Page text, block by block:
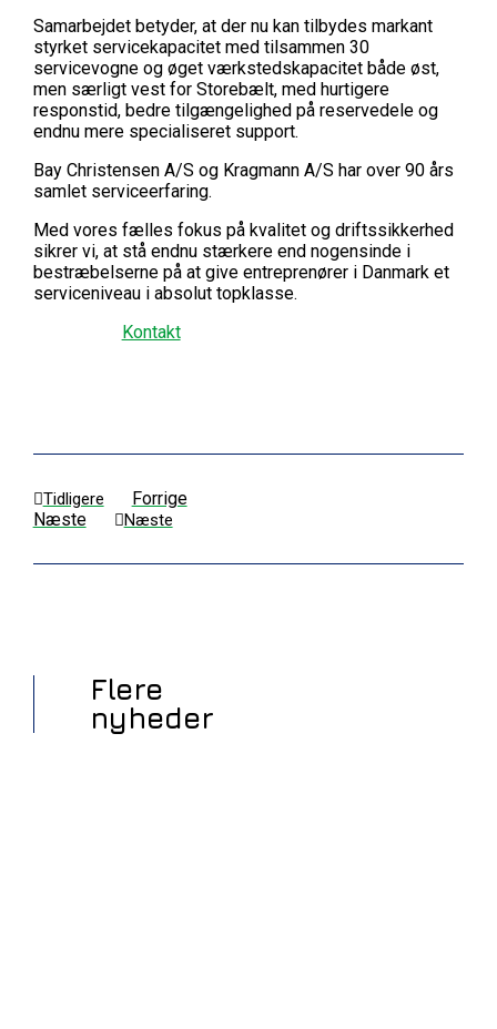
Samarbejdet betyder, at der nu kan tilbydes markant
styrket servicekapacitet med tilsammen 30
servicevogne og øget værkstedskapacitet både øst,
men særligt vest for Storebælt, med hurtigere
responstid, bedre tilgængelighed på reservedele og
endnu mere specialiseret support.
Bay Christensen A/S og Kragmann A/S har over 90 års
samlet serviceerfaring.
Med vores fælles fokus på kvalitet og driftssikkerhed
sikrer vi, at stå endnu stærkere end nogensinde i
bestræbelserne på at give entreprenører i Danmark et
serviceniveau i absolut topklasse.
Kontakt
Tidligere
Forrige
Næste
Næste
Flere
nyheder